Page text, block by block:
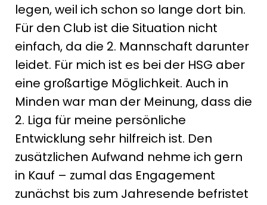
legen, weil ich schon so lange dort bin.
Für den Club ist die Situation nicht
einfach, da die 2. Mannschaft darunter
leidet. Für mich ist es bei der HSG aber
eine großartige Möglichkeit. Auch in
Minden war man der Meinung, dass die
2. Liga für meine persönliche
Entwicklung sehr hilfreich ist. Den
zusätzlichen Aufwand nehme ich gern
in Kauf – zumal das Engagement
zunächst bis zum Jahresende befristet